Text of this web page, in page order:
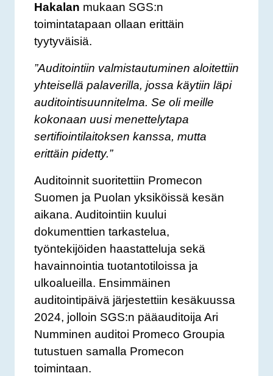
Hakalan mukaan SGS:n
toimintatapaan ollaan erittäin
tyytyväisiä.
”Auditointiin valmistautuminen aloitettiin
yhteisellä palaverilla, jossa käytiin läpi
auditointisuunnitelma. Se oli meille
kokonaan uusi menettelytapa
sertifiointilaitoksen kanssa, mutta
erittäin pidetty.”
Auditoinnit suoritettiin Promecon
Suomen ja Puolan yksiköissä kesän
aikana. Auditointiin kuului
dokumenttien tarkastelua,
työntekijöiden haastatteluja sekä
havainnointia tuotantotiloissa ja
ulkoalueilla. Ensimmäinen
auditointipäivä järjestettiin kesäkuussa
2024, jolloin SGS:n pääauditoija Ari
Numminen auditoi Promeco Groupia
tutustuen samalla Promecon
toimintaan.